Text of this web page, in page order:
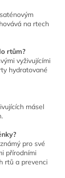
na rtech
rtům?
vyživujícími
hydratované
másel
pro své
přírodními
rtů a prevenci